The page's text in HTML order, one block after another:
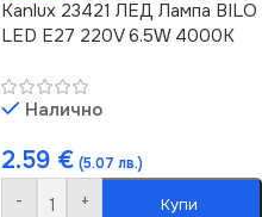
Kanlux 23421 ЛЕД Лампа BILO
LED E27 220V 6.5W 4000K
Налично
2.59 € (5.07 лв.)
- + Купи